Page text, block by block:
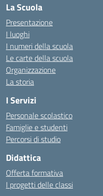
La Scuola
Presentazione
I luoghi
I numeri della scuola
Le carte della scuola
Organizzazione
La storia
I Servizi
Personale scolastico
Famiglie e studenti
Percorsi di studio
Didattica
Offerta formativa
I progetti delle classi